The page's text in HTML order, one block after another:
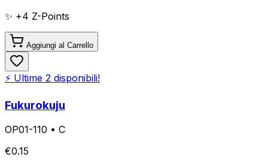
✨ +4 Z-Points
Aggiungi al Carrello
⚡ Ultime 2 disponibili!
Fukurokuju
OP01-110 • C
€0.15